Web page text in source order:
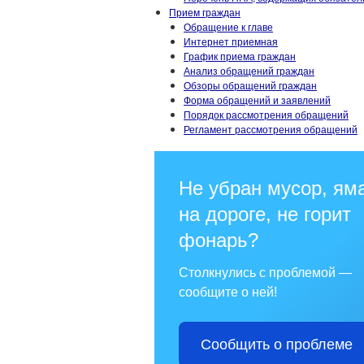
Прием граждан
Обращение к главе
Интернет приемная
График приема граждан
Анализ обращений граждан
Обзоры обращений граждан
Форма обращений и заявлений
Порядок рассмотрения обращений
Регламент рассмотрения обращений
Не убран мусор,
на дороге, не горит
фонарь?
Столкнулись с проблемой —
сообщите о ней!
Сообщить о проблеме